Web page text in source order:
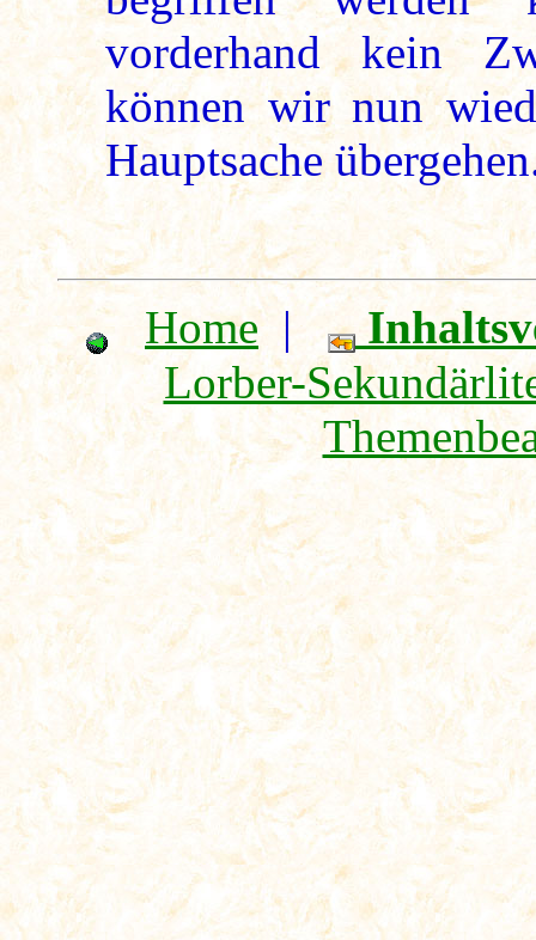
vorderhand kein
können wir nun
Hauptsache
Home|
Lorber-